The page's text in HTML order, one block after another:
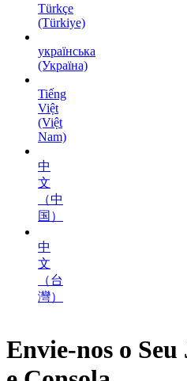
Türkçe
(Türkiye)
українська
(Україна)
Tiếng
Việt
(Việt
Nam)
中
文
（中
国）
中
文
（台
灣）
Envie-nos o